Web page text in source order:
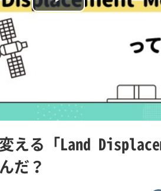
P
V
i
える「Land
だ？